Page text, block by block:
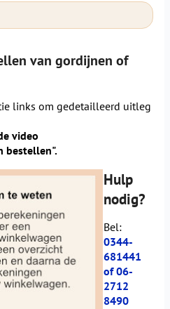
van gordijnen of
links om gedetailleerd uitleg
video
bestellen".
Hulp
nodig?
Bel:
0344-
681441
of 06-
2712
8490